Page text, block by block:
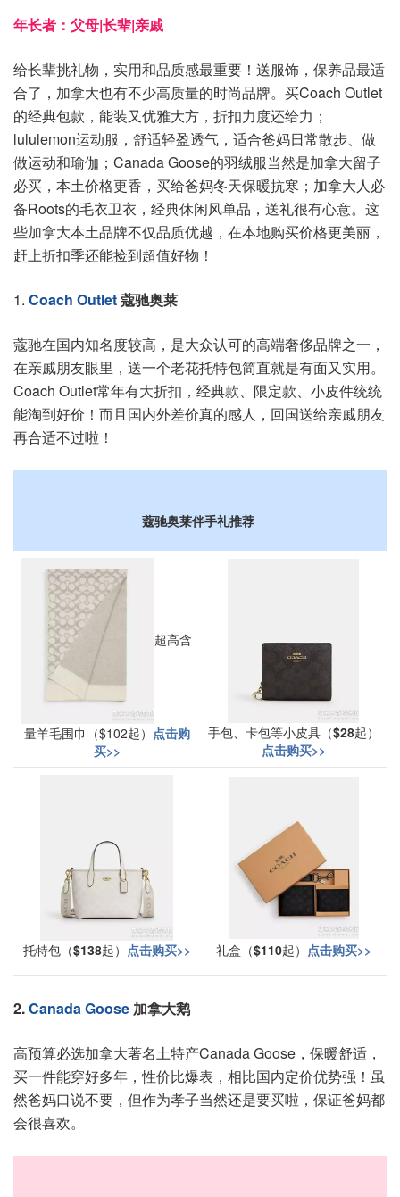
年长者：父母|长辈|亲戚
给长辈挑礼物，实用和品质感最重要！送服饰，保养品最适
合了，加拿大也有不少高质量的时尚品牌。买Coach Outlet
的经典包款，能装又优雅大方，折扣力度还给力；
lululemon运动服，舒适轻盈透气，适合爸妈日常散步、做
做运动和瑜伽；Canada Goose的羽绒服当然是加拿大留子
必买，本土价格更香，买给爸妈冬天保暖抗寒；加拿大人必
备Roots的毛衣卫衣，经典休闲风单品，送礼很有心意。这
些加拿大本土品牌不仅品质优越，在本地购买价格更美丽，
赶上折扣季还能捡到超值好物！
1. Coach Outlet蔻驰奥莱
蔻驰在国内知名度较高，是大众认可的高端奢侈品牌之一，
在亲戚朋友眼里，送一个老花托特包简直就是有面又实用。
Coach Outlet常年有大折扣，经典款、限定款、小皮件统统
能淘到好价！而且国内外差价真的感人，回国送给亲戚朋友
再合适不过啦！
蔻驰奥莱伴手礼推荐
超高含
量羊毛围巾（$102起） 点击购
买>>
手包、卡包等小皮具（$28起）
点击购买>>
托特包（$138起） 点击购买>> 礼盒（$110起） 点击购买>>
2.Canada Goose 加拿大鹅
高预算必选加拿大著名土特产Canada Goose，保暖舒适，
买一件能穿好多年，性价比爆表，相比国内定价优势强！虽
然爸妈口说不要，但作为孝子当然还是要买啦，保证爸妈都
会很喜欢。